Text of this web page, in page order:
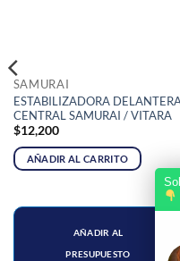
SAMURAI
ESTABILIZADORA
CENTRAL SAMURAI / VITARA
$12,200
AÑADIR AL CARRITO
AÑADIR AL
PRESUPUESTO